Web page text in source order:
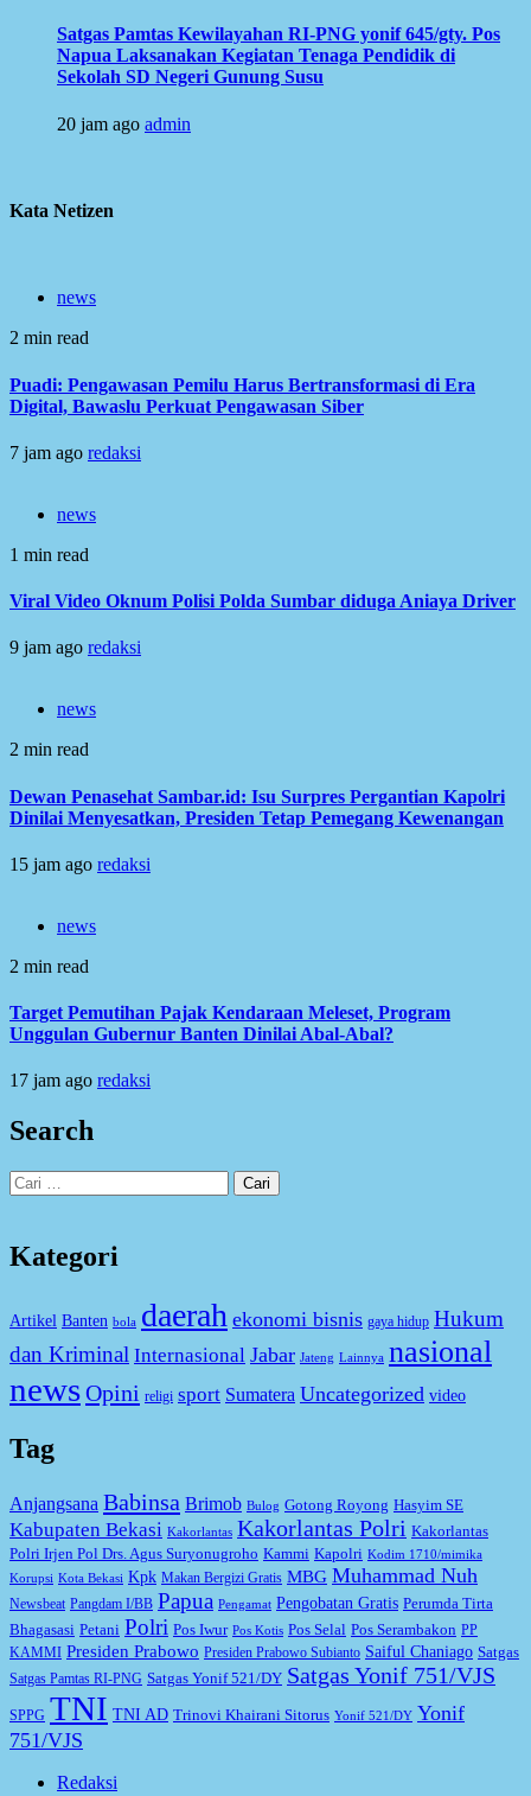
Satgas Pamtas Kewilayahan RI-PNG yonif 645/gty. Pos
Napua Laksanakan Kegiatan Tenaga Pendidik di
Sekolah SD Negeri Gunung Susu
20 jam ago admin
Kata Netizen
news
2 min read
Puadi: Pengawasan Pemilu Harus Bertransformasi di Era
Digital, Bawaslu Perkuat Pengawasan Siber
7 jam ago redaksi
news
1 min read
Viral Video Oknum Polisi Polda Sumbar diduga Aniaya Driver
9 jam ago redaksi
news
2 min read
Dewan Penasehat Sambar.id: Isu Surpres Pergantian Kapolri
Dinilai Menyesatkan, Presiden Tetap Pemegang Kewenangan
15 jam ago redaksi
news
2 min read
Target Pemutihan Pajak Kendaraan Meleset, Program
Unggulan Gubernur Banten Dinilai Abal-Abal?
17 jam ago redaksi
Search
Cari
untuk:
Kategori
Artikel Banten bola daerah ekonomi bisnis gaya hidup Hukum
dan Kriminal Internasional Jabar Jateng Lainnya nasional
newsOpini religi sport Sumatera Uncategorized video
Tag
Anjangsana Babinsa Brimob Bulog Gotong Royong Hasyim SE
Kabupaten Bekasi Kakorlantas Kakorlantas Polri Kakorlantas
Polri Irjen Pol Drs. Agus Suryonugroho Kammi Kapolri Kodim 1710/mimika
Korupsi Kota Bekasi Kpk Makan Bergizi Gratis MBG Muhammad Nuh
Newsbeat Pangdam I/BB Papua Pengamat Pengobatan Gratis Perumda Tirta
Bhagasasi Petani Polri Pos Iwur Pos Kotis Pos Selal Pos Serambakon PP
KAMMI Presiden Prabowo Presiden Prabowo Subianto Saiful Chaniago Satgas
Satgas Pamtas RI-PNG Satgas Yonif 521/DY Satgas Yonif 751/VJS
SPPG TNI TNI AD Trinovi Khairani Sitorus Yonif 521/DY Yonif
751/VJS
Redaksi